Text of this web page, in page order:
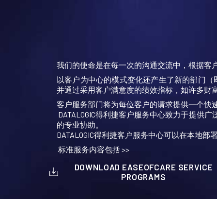
我们的使命是在每一次的沟通交流中，根据客
以客户为中心的模式变化还产生了新的部门
并通过采用客户满意度的绩效指标，如许多财
客户服务部门将为每位客户的请求提供一个快
DATALOGIC得利捷客户服务中心致力于提供
的专业协助。
DATALOGIC得利捷客户服务中心可以在本地
标准服务内容包括 >>
DOWNLOAD EASEOFCARE SERVICE
PROGRAMS